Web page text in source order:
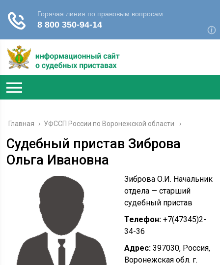
Главная › УФССП России по Воронежской области
Судебный пристав Зиброва
Ольга Ивановна
Зиброва О.И. Начальник
отдела — старший
судебный пристав
Телефон: +7(47345)2-
34-36
Адрес: 397030, Россия,
Воронежская обл. г.